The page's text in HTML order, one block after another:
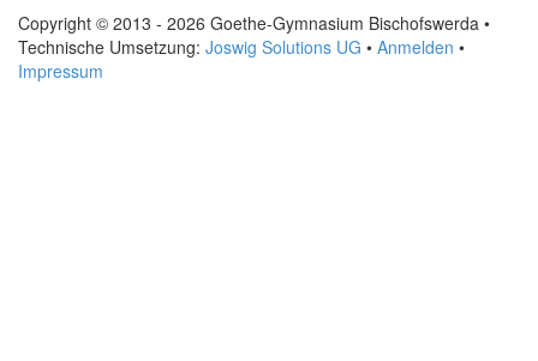
Copyright © 2013 - 2026 Goethe-Gymnasium Bischofswerda •
Technische Umsetzung: Joswig Solutions UG • Anmelden •
Impressum